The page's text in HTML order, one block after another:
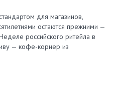
для магазинов,
остаются прежними —
российского ритейла в
— кофе-корнер из